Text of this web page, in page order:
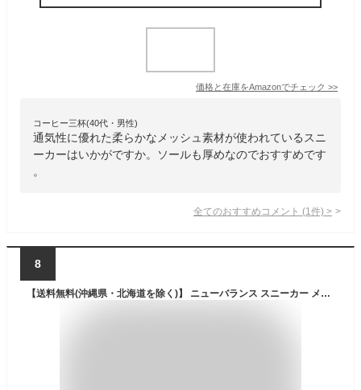
価格と在庫をAmazonでチェック >>
コーヒー三杯(40代・男性)
通気性に優れた柔らかなメッシュ素材が使われているスニ
ーカーはいかがですか。ソールも厚めなのでおすすめです
。
全てのおすすめコメント (1 件) >
8
【送料無料(沖縄県・北海道を除く)】 ニューバランス スニーカー メンズ レディース ML565 BM1 BR1 EB1 EG1 EN1 EW1 MG1 NTW new balance スエード WIDTH:D 定番 クラシック